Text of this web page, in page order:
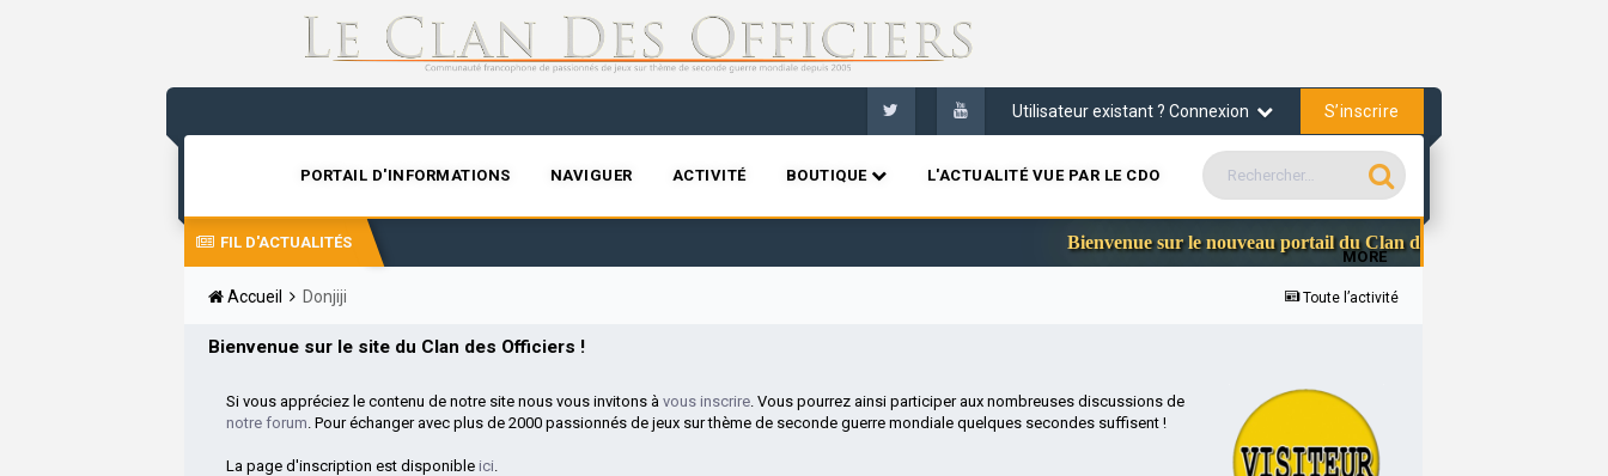
Utilisateur existant ? Connexion S’inscrire
PORTAIL D'INFORMATIONS NAVIGUER ACTIVITÉ BOUTIQUE L'ACTUALITÉ VUE PAR LE CDO
MORE
FIL D'ACTUALITÉS Bienvenue sur le nouveau portail du Clan des Officiers
Toute l’activité
Accueil Donjiji
Bienvenue sur le site du Clan des Officiers !
Si vous appréciez le contenu de notre site nous vous invitons àvous inscrire . Vous pourrez ainsi participer aux nombreuses discussions de
notre forum . Pour échanger avec plus de 2000 passionnés de jeux sur thème de seconde guerre mondiale quelques secondes suffisent !
La page d'inscription est disponible ici